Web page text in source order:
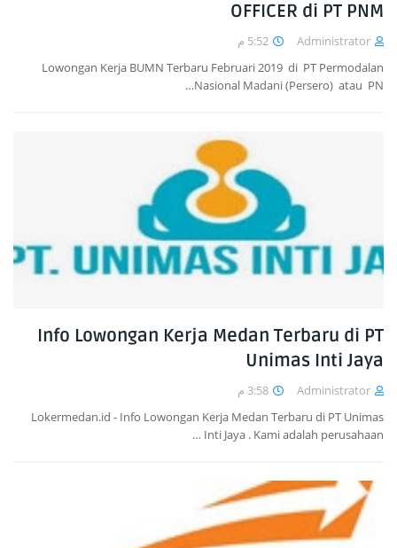
OFFICER di PT PNM
Administrator
5:52 م
Lowongan Kerja BUMN Terbaru Februari 2019 di PT Permodalan
Nasional Madani (Persero) atau PN…
Info Lowongan Kerja Medan Terbaru di PT
Unimas Inti Jaya
Administrator
3:58 م
Lokermedan.id - Info Lowongan Kerja Medan Terbaru di PT Unimas
Inti Jaya . Kami adalah perusahaan …